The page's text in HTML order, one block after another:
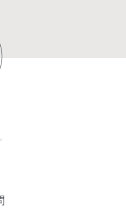
方と、
は？